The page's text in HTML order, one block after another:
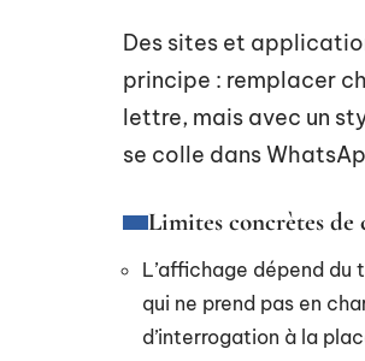
Des sites et
principe : remplacer
lettre, mais avec un
se colle dans
Limites concrètes de
L’affichage dépend du
qui ne prend pas en
d’interrogation à la